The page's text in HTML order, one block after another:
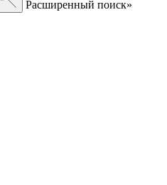
Расширенный поиск»